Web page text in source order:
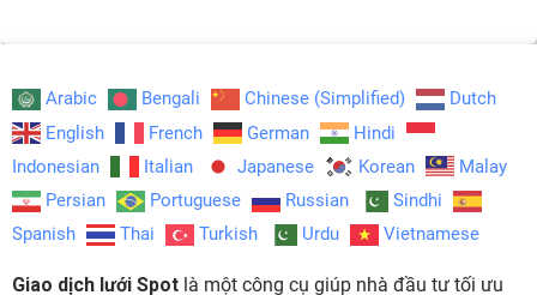
Arabic Bengali Chinese (Simplified)
Dutch
English
French German
Hindi
Indonesian
Italian Japanese Korean
Malay
Persian
Portuguese Russian
Sindhi
Spanish
Thai Turkish Urdu Vietnamese
Giao dịch lưới Spot là một công cụ giúp nhà đầu tư tối ưu